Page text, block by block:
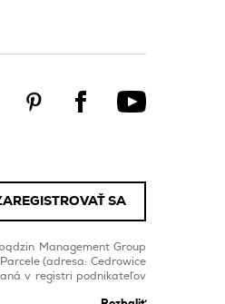
SA
Management Group
(adresa: Cedrowice
v registri podnikateľov